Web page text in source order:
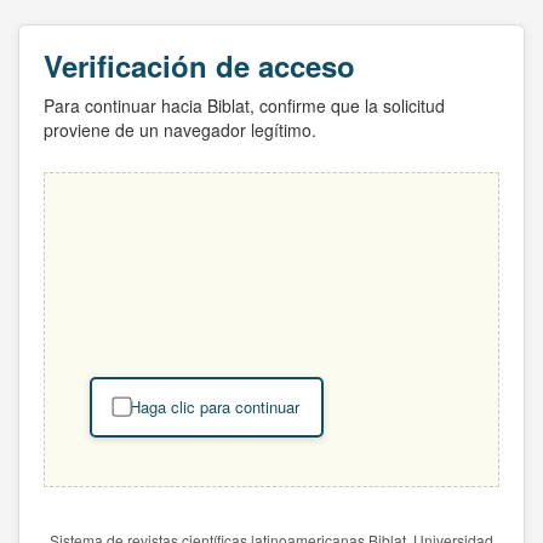
Verificación de acceso
Para continuar hacia Biblat, confirme que la solicitud
proviene de un navegador legítimo.
Haga clic para continuar